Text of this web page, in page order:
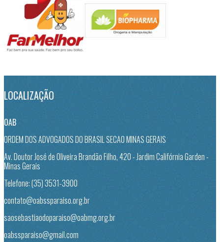
LOCALIZAÇÃO
OAB
ORDEM DOS ADVOGADOS DO BRASIL SECAO MINAS GERAIS
Av. Doutor José de Oliveira Brandão Filho, 420 - Jardim Califórnia Garden -
Minas Gerais
Telefone: (35) 3531-3900
contato@oabssparaiso.org.br
saosebastiaodoparaiso@oabmg.org.br
oabssparaiso@gmail.com